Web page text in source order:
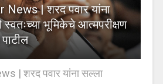
News | शरद पवार यांना
स्वतःच्या भूमिकेचे आत्मपरीक्षण
| शरद पवार यांना सल्ला